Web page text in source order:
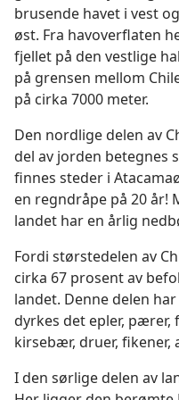
brusende havet i vest
øst. Fra havoverflaten
fjellet på den vestlige
på grensen mellom
på cirka 7000 meter.
Den nordlige delen av
del av jorden betegnes
finnes steder i
en regndråpe på 20 år!
landet har en årlig
Fordi størstedelen av
cirka 67 prosent av
landet. Denne delen
dyrkes det epler, pærer,
kirsebær, druer, fikener,
I den sørlige delen av